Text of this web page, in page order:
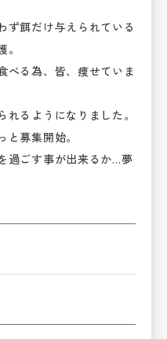
ず餌だけ与えられている
べる為、皆、痩せていま
るようになりました。
募集開始。
過ごす事が出来るか…夢